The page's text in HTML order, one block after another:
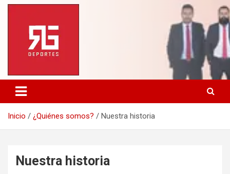
Saltar
contenido
Inicio ¿Quiénes somos? Nuestra historia
Nuestra historia